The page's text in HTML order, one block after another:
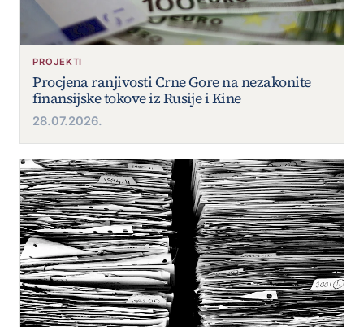
PROJEKTI
Procjena ranjivosti Crne Gore na nezakonite
finansijske tokove iz Rusije i Kine
28.07.2026.